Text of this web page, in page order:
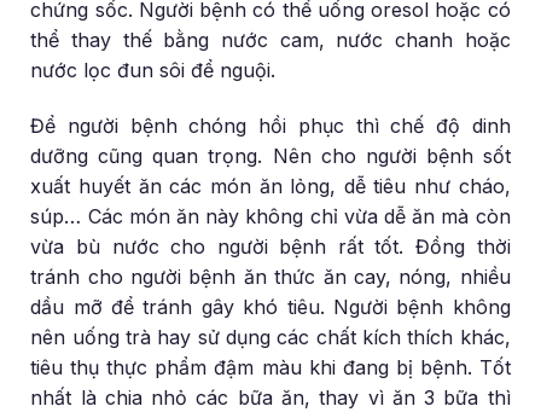
chứng sốc. Người bệnh có thể uống oresol hoặc có
thể thay thế bằng nước cam, nước chanh hoặc
nước lọc đun sôi để nguội.
Để người bệnh chóng hồi phục thì chế độ dinh
dưỡng cũng quan trọng. Nên cho người bệnh sốt
xuất huyết ăn các món ăn lỏng, dễ tiêu như cháo,
súp… Các món ăn này không chỉ vừa dễ ăn mà còn
vừa bù nước cho người bệnh rất tốt. Đồng thời
tránh cho người bệnh ăn thức ăn cay, nóng, nhiều
dầu mỡ để tránh gây khó tiêu. Người bệnh không
nên uống trà hay sử dụng các chất kích thích khác,
tiêu thụ thực phẩm đậm màu khi đang bị bệnh. Tốt
nhất là chia nhỏ các bữa ăn, thay vì ăn 3 bữa thì